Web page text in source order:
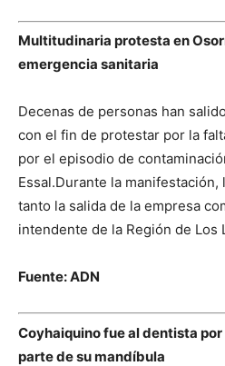
Multitudinaria protesta en
emergencia sanitaria
Decenas de personas han
con el fin de protestar por la
por el episodio de
Essal.Durante la
tanto la salida de la empresa
intendente de la Región de Los
Fuente: ADN
Coyhaiquino fue al dentista
parte de su mandíbula